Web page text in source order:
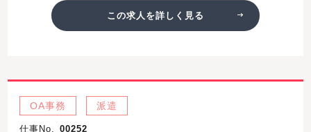
この求人を詳しく見る
OA事務 派遣
仕事No, 00252